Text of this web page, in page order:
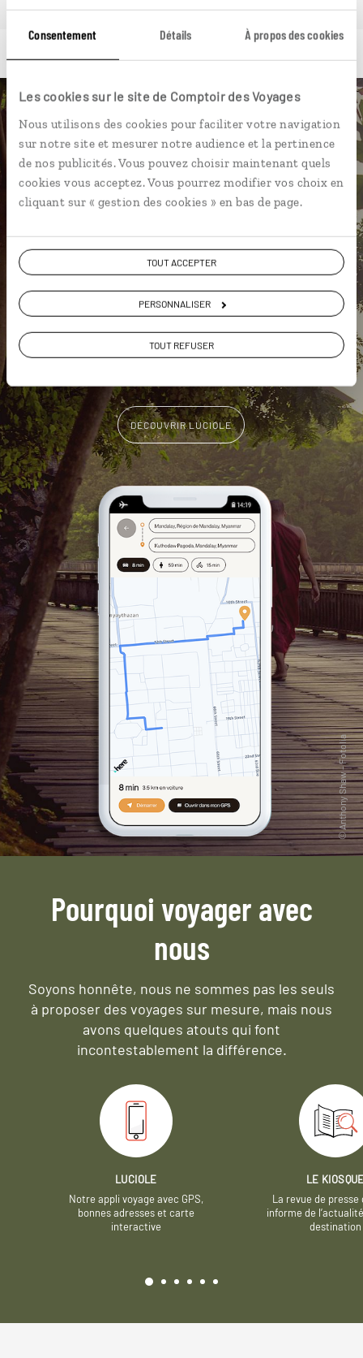
Consentement Détails À propos des cookies
Les cookies sur le site de Comptoir des Voyages
Nous utilisons des cookies pour faciliter votre navigation
sur notre site et mesurer notre audience et la pertinence
de nos publicités. Vous pouvez choisir maintenant quels
cookies vous acceptez. Vous pourrez modifier vos choix en
cliquant sur « gestion des cookies » en bas de page.
TOUT ACCEPTER
PERSONNALISER
TOUT REFUSER
Luciole,
l'appli qui vous guide en
Birmanie
en 1 clic
Notre sélection de maisons de thé
Les plus belles pagodes
géolocalisées
L'album souvenirs à composer
vous-même
DÉCOUVRIR LUCIOLE
Pourquoi voyager avec
nous
Soyons honnête, nous ne sommes pas les seuls
à proposer des voyages sur mesure, mais nous
avons quelques atouts qui font
incontestablement la différence.
LUCIOLE
Notre appli voyage avec GPS,
bonnes adresses et carte
interactive
LE
La revue de presse
informe de
destination